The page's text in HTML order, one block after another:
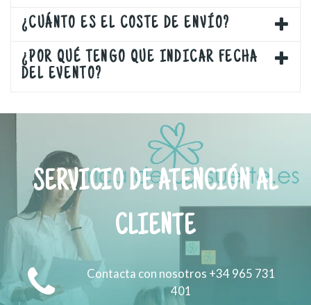
¿CUÁNTO ES EL COSTE DE ENVÍO?
¿POR QUÉ TENGO QUE INDICAR FECHA
DEL EVENTO?
SERVICIO DE ATENCIÓN AL
CLIENTE
Contacta con nosotros +34 965 731
401